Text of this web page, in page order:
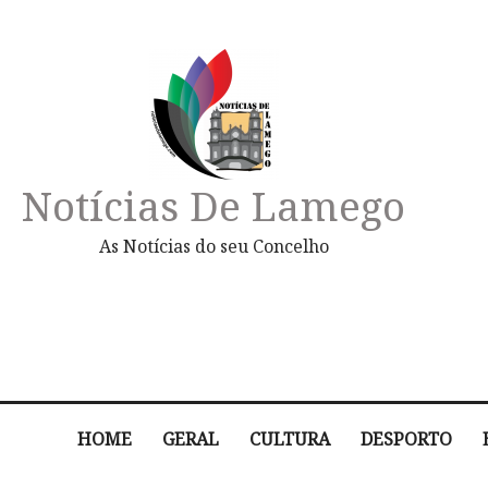
Notícias De Lamego
As Notícias do seu Concelho
HOME GERAL CULTURA DESPORTO